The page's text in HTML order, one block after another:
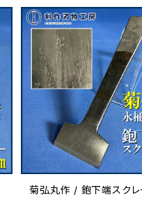
菊弘丸作 / 鉋下端スクレ